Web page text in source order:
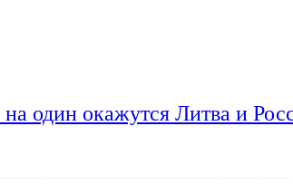
один окажутся Литва и